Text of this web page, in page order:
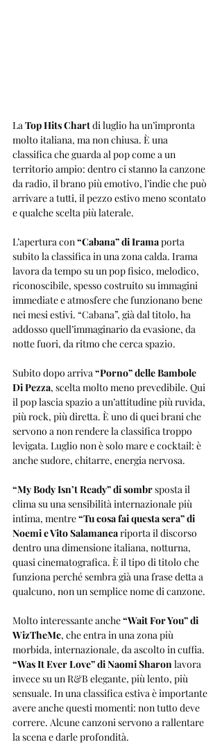
La Top Hits Chart di luglio ha un’impronta
molto italiana, ma non chiusa. È una
classifica che guarda al pop come a un
territorio ampio: dentro ci stanno la canzone
da radio, il brano più emotivo, l’indie che può
arrivare a tutti, il pezzo estivo meno scontato
e qualche scelta più laterale.
L’apertura con “Cabana” di Irama porta
subito la classifica in una zona calda. Irama
lavora da tempo su un pop fisico, melodico,
riconoscibile, spesso costruito su immagini
immediate e atmosfere che funzionano bene
nei mesi estivi. “Cabana”, già dal titolo, ha
addosso quell’immaginario da evasione, da
notte fuori, da ritmo che cerca spazio.
Subito dopo arriva “Porno” delle Bambole
Di Pezza, scelta molto meno prevedibile. Qui
il pop lascia spazio a un’attitudine più ruvida,
più rock, più diretta. È uno di quei brani che
servono a non rendere la classifica troppo
levigata. Luglio non è solo mare e cocktail: è
anche sudore, chitarre, energia nervosa.
“My Body Isn’t Ready” di sombr sposta il
clima su una sensibilità internazionale più
intima, mentre “Tu cosa fai questa sera” di
Noemi e Vito Salamanca riporta il discorso
dentro una dimensione italiana, notturna,
quasi cinematografica. È il tipo di titolo che
funziona perché sembra già una frase detta a
qualcuno, non un semplice nome di canzone.
Molto interessante anche “Wait For You” di
WizTheMc, che entra in una zona più
morbida, internazionale, da ascolto in cuffia.
“Was It Ever Love” di Naomi Sharon lavora
invece su un R&B elegante, più lento, più
sensuale. In una classifica estiva è importante
avere anche questi momenti: non tutto deve
correre. Alcune canzoni servono a rallentare
la scena e darle profondità.